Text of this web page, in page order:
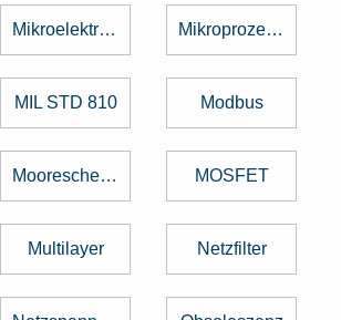
Mikroelektronik Mikroprozessor
MIL STD 810 Modbus
Mooresche Gesetz MOSFET
Multilayer Netzfilter